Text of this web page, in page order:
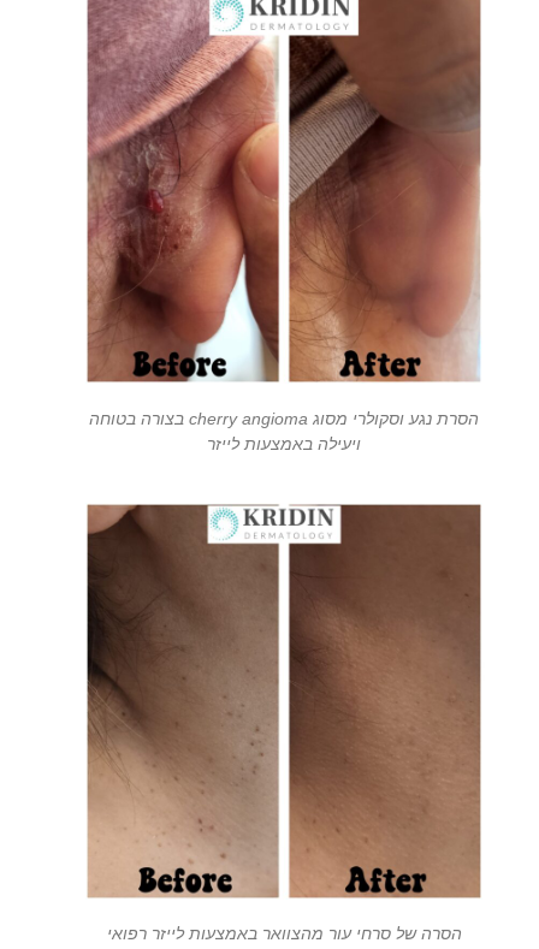
הסרת נגע וסקולרי מסוג cherry angioma בצורה בטוחה
ויעילה באמצעות לייזר
הסרה של סרחי עור מהצוואר באמצעות לייזר רפואי